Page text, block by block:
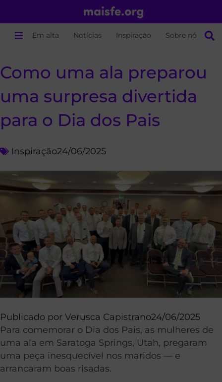
Em alta Notícias Inspiração Sobre nós
Como uma ala preparou
uma surpresa divertida
para o Dia dos Pais
Inspiração24/06/2025
Publicado por Verusca Capistrano24/06/2025
Para comemorar o Dia dos Pais, as mulheres de
uma ala em Saratoga Springs, Utah, pregaram
uma peça inesquecível nos maridos — e
arrancaram boas risadas.